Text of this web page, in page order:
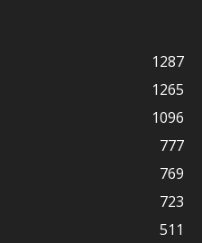
1287
1265
1096
777
769
723
511